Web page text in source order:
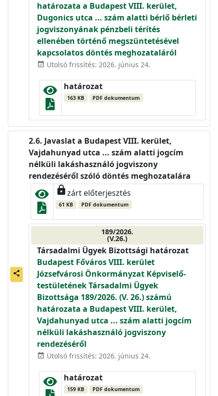
határozata a Budapest VIII. kerület,
Dugonics utca ... szám alatti bérlő bérleti
jogviszonyának pénzbeli térítés
ellenében történő megszüntetésével
kapcsolatos döntés meghozataláról
event_available Utolsó frissítés: 2026. június 24.
határozat
163 KB PDF dokumentum
share
Javaslat a Budapest VIII. kerület,
Vajdahunyad utca ... szám alatti jogcím
nélküli lakáshasználó jogviszony
rendezéséről szóló döntés meghozatalára
lockzárt előterjesztés
61 KB PDF dokumentum
189/2026.
(V.26.)
Társadalmi Ügyek Bizottsági határozat
Budapest Főváros VIII. kerület
Józsefvárosi Önkormányzat Képviselő-
testületének Társadalmi Ügyek
Bizottsága 189/2026. (V. 26.) számú
határozata a Budapest VIII. kerület,
Vajdahunyad utca ... szám alatti jogcím
nélküli lakáshasználó jogviszony
rendezéséről
event_available Utolsó frissítés: 2026. június 24.
határozat
159 KB PDF dokumentum